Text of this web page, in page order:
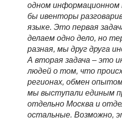
одном
бы ивенторы
языке. Это первая
делаем одно дело, но
разная, мы друг друга
А вторая задача – это
людей о том, что
регионах, обмен
мы выступали единым
отдельно Москва и
остальные. Возможно,